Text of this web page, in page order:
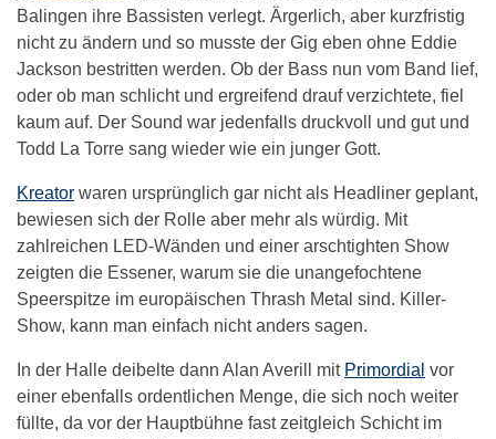
Balingen ihre Bassisten verlegt. Ärgerlich, aber kurzfristig
nicht zu ändern und so musste der Gig eben ohne Eddie
Jackson bestritten werden. Ob der Bass nun vom Band lief,
oder ob man schlicht und ergreifend drauf verzichtete, fiel
kaum auf. Der Sound war jedenfalls druckvoll und gut und
Todd La Torre sang wieder wie ein junger Gott.
Kreator waren ursprünglich gar nicht als Headliner geplant,
bewiesen sich der Rolle aber mehr als würdig. Mit
zahlreichen LED-Wänden und einer arschtighten Show
zeigten die Essener, warum sie die unangefochtene
Speerspitze im europäischen Thrash Metal sind. Killer-
Show, kann man einfach nicht anders sagen.
In der Halle deibelte dann Alan Averill mit Primordial vor
einer ebenfalls ordentlichen Menge, die sich noch weiter
füllte, da vor der Hauptbühne fast zeitgleich Schicht im